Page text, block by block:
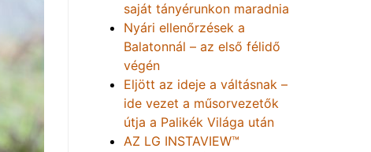
saját tányérunkon maradnia
Nyári ellenőrzések a
Balatonnál – az első félidő
végén
Eljött az ideje a váltásnak –
ide vezet a műsorvezetők
útja a Palikék Világa után
AZ LG INSTAVIEW™